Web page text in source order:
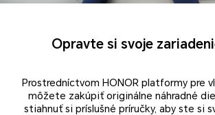
Opravte si svoje
Prostredníctvom HONOR platformy pre
môžete zakúpiť originálne náhradné
stiahnuť si príslušné príručky, aby ste si